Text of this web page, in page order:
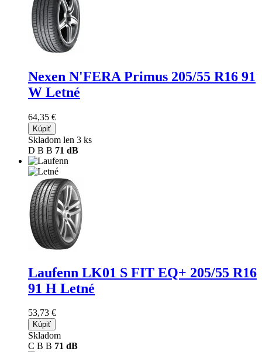
Nexen N'FERA Primus 205/55 R16 91
W Letné
64,35 €
Kúpiť
Skladom len 3 ks
D B B 71 dB
Laufenn LK01 S FIT EQ+ 205/55 R16
91 H Letné
53,73 €
Kúpiť
Skladom
C B B 71 dB